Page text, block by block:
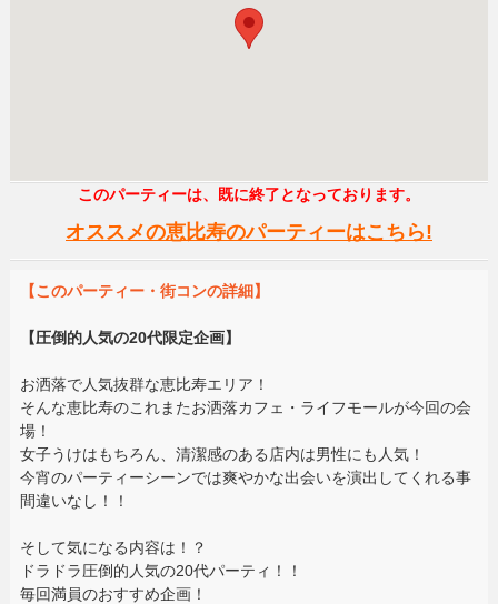
このパーティーは、既に終了となっております。
オススメの恵比寿のパーティーはこちら!
【このパーティー・街コンの詳細】
【圧倒的人気の20代限定企画】
お洒落で人気抜群な恵比寿エリア！
そんな恵比寿のこれまたお洒落カフェ・ライフモールが今回の会
場！
女子うけはもちろん、清潔感のある店内は男性にも人気！
今宵のパーティーシーンでは爽やかな出会いを演出してくれる事
間違いなし！！
そして気になる内容は！？
ドラドラ圧倒的人気の20代パーティ！！
毎回満員のおすすめ企画！